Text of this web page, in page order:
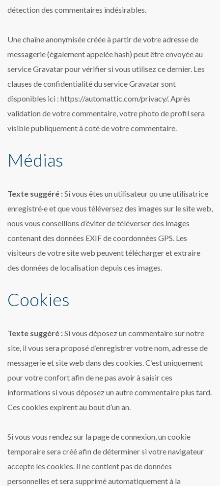
détection des commentaires indésirables.
Une chaîne anonymisée créée à partir de votre adresse de
messagerie (également appelée hash) peut être envoyée au
service Gravatar pour vérifier si vous utilisez ce dernier. Les
clauses de confidentialité du service Gravatar sont
disponibles ici : https://automattic.com/privacy/. Après
validation de votre commentaire, votre photo de profil sera
visible publiquement à coté de votre commentaire.
Médias
Texte suggéré :Si vous êtes un utilisateur ou une utilisatrice
enregistré·e et que vous téléversez des images sur le site web,
nous vous conseillons d’éviter de téléverser des images
contenant des données EXIF de coordonnées GPS. Les
visiteurs de votre site web peuvent télécharger et extraire
des données de localisation depuis ces images.
Cookies
Texte suggéré :Si vous déposez un commentaire sur notre
site, il vous sera proposé d’enregistrer votre nom, adresse de
messagerie et site web dans des cookies. C’est uniquement
pour votre confort afin de ne pas avoir à saisir ces
informations si vous déposez un autre commentaire plus tard.
Ces cookies expirent au bout d’un an.
Si vous vous rendez sur la page de connexion, un cookie
temporaire sera créé afin de déterminer si votre navigateur
accepte les cookies. Il ne contient pas de données
personnelles et sera supprimé automatiquement à la